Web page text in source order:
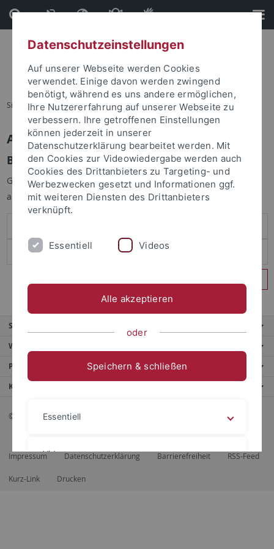
Direkt
zum
Inhalt
Direkt
zur
Fußleiste
Sie sind hier: Startseite
Anmelden
Benutzeranmeldung
Geben Sie Ihren Benutzernamen und Ihr Passwort an um sich
anzumelden:
Service
Weitere Angebote
Portale
Kontaktinfo
© 2026 Eberhard Karls Universität Tübingen, Tübingen
Impressum Datenschutzerklärung Barrierefreiheit RSS-Feed
Kurz-Link Drucken
Datenschutzeinstellungen
Auf unserer Webseite werden Cookies
verwendet. Einige davon werden zwingend
benötigt, während es uns andere ermöglichen,
Ihre Nutzererfahrung auf unserer Webseite zu
verbessern. Ihre getroffenen Einstellungen
können jederzeit in unserer
Datenschutzerklärung bearbeitet werden. Mit
den Cookies zur Videowiedergabe werden auch
Cookies des Drittanbieters zu Targeting- und
Werbezwecken gesetzt und Informationen ggf.
mit weiteren Diensten des Drittanbieters
verknüpft.
Essentiell Videos
Alle akzeptieren
oder
Speichern & schließen
Essentiell
Videos